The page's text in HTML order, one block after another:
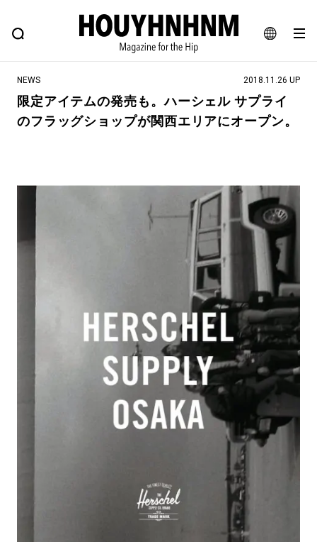
JA
EN
FEATURE BLOG SNAP
ヒップなファッション、カルチャー、ライフスタイルWEBマガジン
#マイナーグッド図鑑
#MONTHLY JOURNAL
#フイナムのYouTube
#AH.H
#MUSIC #MOVIE
#SNEAKER #OUTDOOR
#SPORTS #HANDSOME HANDBOOK
NEWS 2018.11.26 UP
限定アイテムの発売も。ハーシェル サプライ
のフラッグショップが関西エリアにオープン。